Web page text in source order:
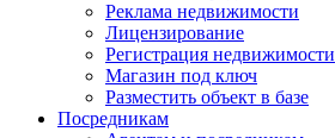
Реклама недвижимости
Лицензирование
Регистрация недвижимости
Магазин под ключ
Разместить объект в базе
Посредникам